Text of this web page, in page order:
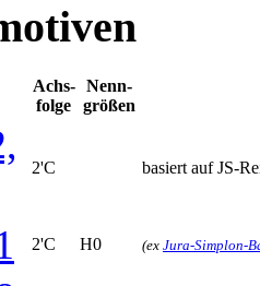
Achs­
folge
Nenn­
größen
2'C basiert auf JS-
2'C H0 (ex Jura-Simplon-